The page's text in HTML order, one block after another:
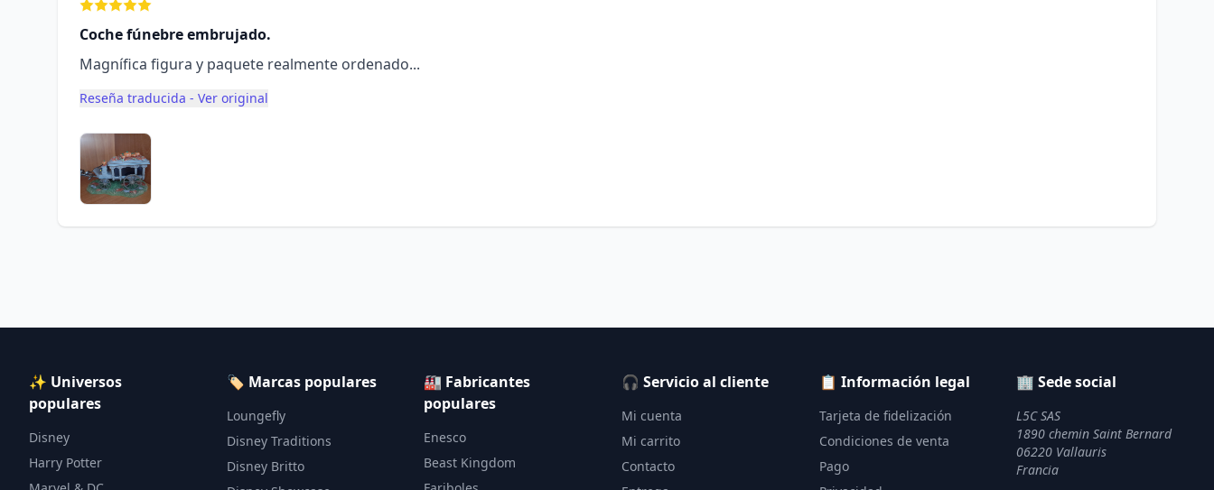
Coche fúnebre embrujado.
Magnífica figura y paquete realmente ordenado...
Reseña traducida - Ver original
✨ Universos
populares
Disney
Harry Potter
🏷️ Marcas populares
Loungefly
Disney Traditions
Disney Britto
🏭 Fabricantes
populares
Enesco
Beast Kingdom
🎧 Servicio al cliente
Mi cuenta
Mi carrito
Contacto
📋 Información legal
Tarjeta de fidelización
Condiciones de venta
Pago
🏢 Sede social
L5C SAS
1890 chemin Saint Bernard
06220 Vallauris
Francia